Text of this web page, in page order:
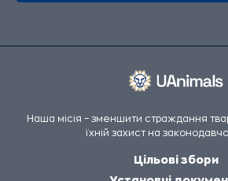
Наша місія – зменшити страждання
їхній захист на
Цільові збори